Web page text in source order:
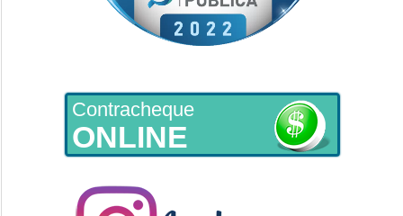
Contracheque
ONLINE